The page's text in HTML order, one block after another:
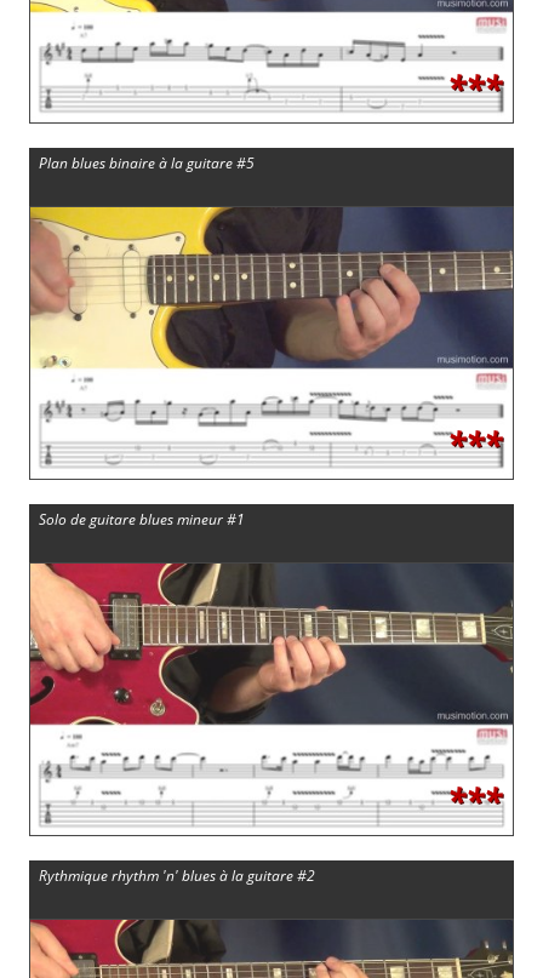
***
Plan blues binaire à la guitare #5
***
Solo de guitare blues mineur #1
***
Rythmique rhythm 'n' blues à la guitare #2